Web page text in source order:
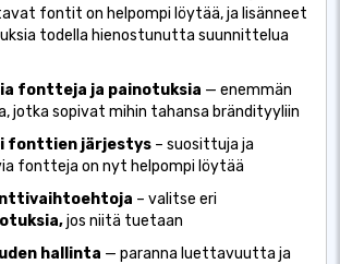
fontit on helpompi löytää, ja lisänneet
todella hienostunutta suunnittelua
fontteja ja painotuksia — enemmän
jotka sopivat mihin tahansa brändityyliin
fonttien järjestys – suosittuja ja
fontteja on nyt helpompi löytää
– valitse eri
jos niitä tuetaan
hallinta — paranna luettavuutta ja